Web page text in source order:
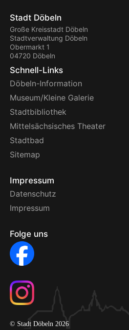
Stadt Döbeln
Große Kreisstadt Döbeln
Stadtverwaltung Döbeln
Obermarkt 1
04720 Döbeln
Schnell-Links
Döbeln-Information
Museum/Kleine Galerie
Stadtbibliothek
Mittelsächsisches Theater
Stadtbad
Sitemap
Impressum
Datenschutz
Impressum
Folge uns
© Stadt Döbeln 2026